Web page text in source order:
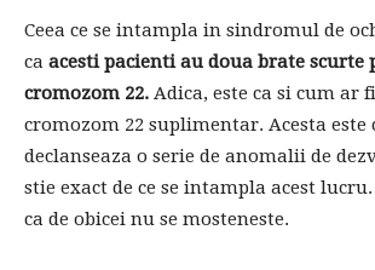
Ceea ce se intampla in sindromul de
ca acesti pacienti au doua brate scurte
cromozom 22. Adica, este ca si cum ar
cromozom 22 suplimentar. Acesta este
declanseaza o serie de anomalii de
stie exact de ce se intampla acest lucru.
ca de obicei nu se mosteneste.